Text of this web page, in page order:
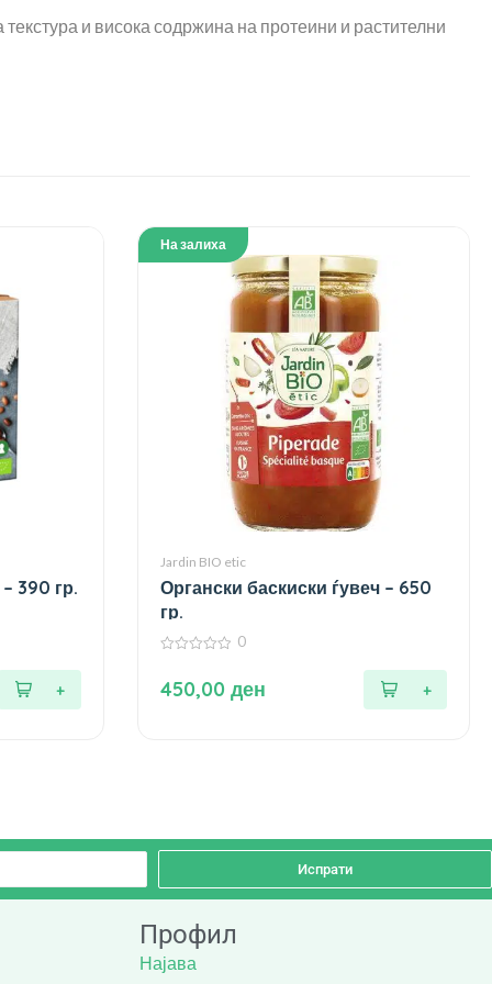
и висока содржина на протеини и растителни
390 гр.
На залиха
Jardin BIO etic
Органски баскиски ѓувеч – 650
гр.
5
0
450,00 ден
Испрати
Профил
Најава